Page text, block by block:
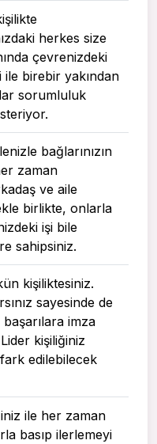
herkes size
çevrenizdeki
birebir yakından
sorumluluk
bağlarınızın
zaman
ve aile
birlikte, onlarla
işi bile
sahipsiniz.
kişiliktesiniz.
sayesinde de
imza
kişiliğiniz
edilebilecek
ile her zaman
basıp ilerlemeyi